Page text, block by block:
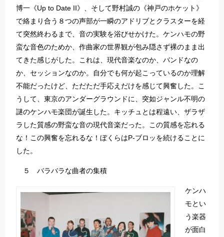
博一《Up to Date II》、そして野村誠の《神戸のホケット》
で絡まり合う８つの声部が一瞬のアドリブとクラスターを経
て突然終わるまで、音の実験を浴びせかけた。ケンハモの野
蛮な音色のためか、作曲家の世界観が包み隠さず裸のまま出
てきた感じがした。これは、現代音楽なのか、バンドなの
か、セッションなのか。自分でも何が起こっているのか理解
不能だったけど、ただただ手応えだけを感じて興奮した。こ
うして、東京のアンダーグラウンドに、突如ジャンル不明の
謎のケンハモ楽団が誕生した。キッチュとは程遠い、ザラザ
ラした質感の野蛮な音の現代音楽だった。この質感を忘れる
な！この興奮を忘れるな！ぼくらはP-ブロッを続けることに
した。
５ バラバラな曲者の集積
ケンハ
モとい
う楽器
が面白